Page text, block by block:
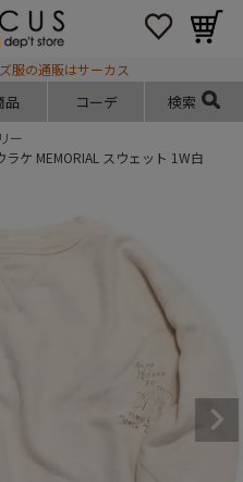
服の通販はサーカス
品 コーデ 検索
ー
ケ MEMORIAL スウェット 1W白